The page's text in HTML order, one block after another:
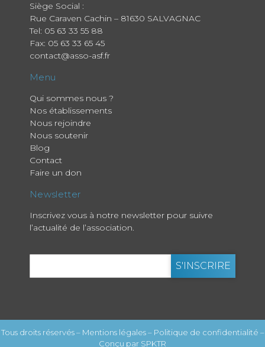
Siège Social :
Rue Caraven Cachin – 81630 SALVAGNAC
Tel: 05 63 33 55 88
Fax: 05 63 33 65 45
contact@asso-asf.fr
Menu
Qui sommes nous ?
Nos établissements
Nous rejoindre
Nous soutenir
Blog
Contact
Faire un don
Newsletter
Inscrivez vous à notre newsletter pour suivre
l’actualité de l’association.
Tous droits réservés – Mentions légales– Politique de confidentialité –
Conçu par SPKTR